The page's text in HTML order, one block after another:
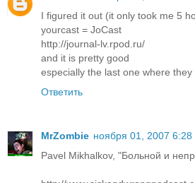
I figured it out (it only took me 5
yourcast = JoCast
http://journal-lv.rpod.ru/
and it is pretty good
especially the last one where
Ответить
MrZombie ноября 01, 2007 6:28
Pavel Mikhalkov, "Больной и